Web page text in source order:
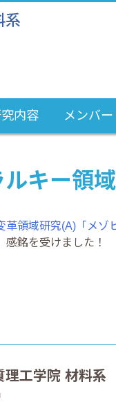
内容 メンバー
キー領
革領域研究(A)「メゾ
銘を受けました！
理工学院 材料系